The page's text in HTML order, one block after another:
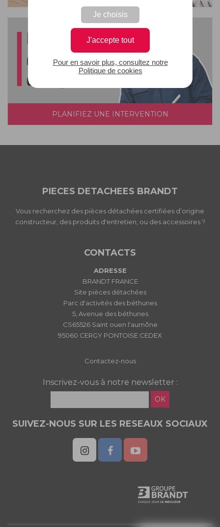
Je choisis
J'accepte tout
Pour en savoir plus, consultez notre
Politique de cookies
PLANIFIEZ UNE INTERVENTION
PIECES DETACHEES BRANDT
Vous recherchez des pièces détachées certifiées d’origine
constructeur, des produits d'entretien, ou des accessoires ?
CONTACTS
ADRESSE
BRANDT FRANCE
Site pièces détachées
Parc d'activités des béthunes
5, Avenue des béthunes
CS65526 Saint ouen l'aumône
95060 CERGY PONTOISE CEDEX
Contactez-nous
Inscrivez-vous à notre newsletter :
OK
SUIVEZ-NOUS SUR LES RESEAUX SOCIAUX